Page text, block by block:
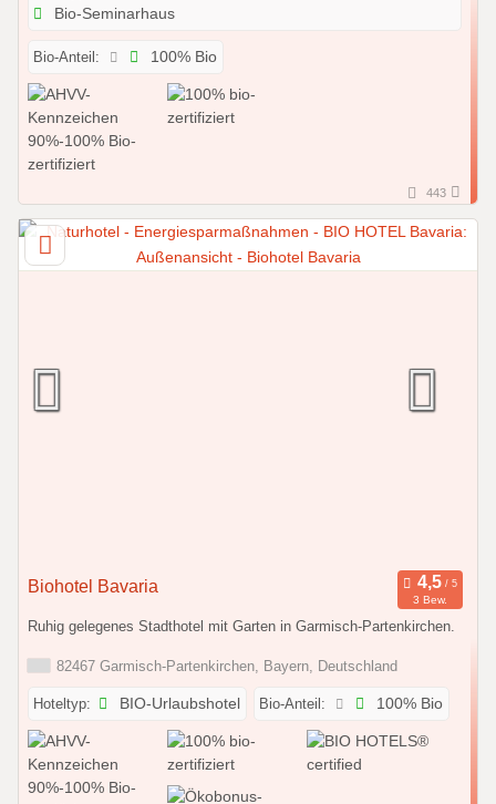
Bio-Seminarhaus
Bio-Anteil: 100% Bio
443
Biohotel Bavaria
3 Bew.
Ruhig gelegenes Stadthotel mit Garten in Garmisch-Partenkirchen.
82467 Garmisch-Partenkirchen, Bayern, Deutschland
Hoteltyp: BIO-Urlaubshotel Bio-Anteil: 100% Bio